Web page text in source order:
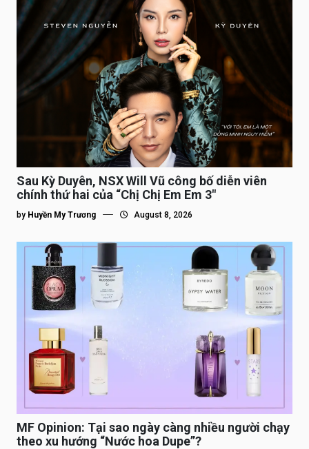
Sau Kỳ Duyên, NSX Will Vũ công bố diễn viên
chính thứ hai của “Chị Chị Em Em 3″
by Huyền My Trương August 8, 2026
MF Opinion: Tại sao ngày càng nhiều người chạy
theo xu hướng “Nước hoa Dupe”?